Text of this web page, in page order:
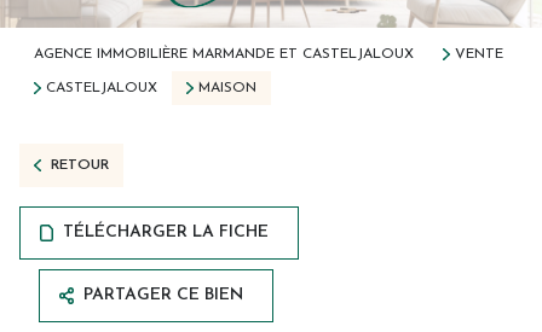
AGENCE IMMOBILIÈRE MARMANDE ET CASTELJALOUX VENTE
CASTELJALOUX MAISON
RETOUR
TÉLÉCHARGER LA FICHE
PARTAGER CE BIEN